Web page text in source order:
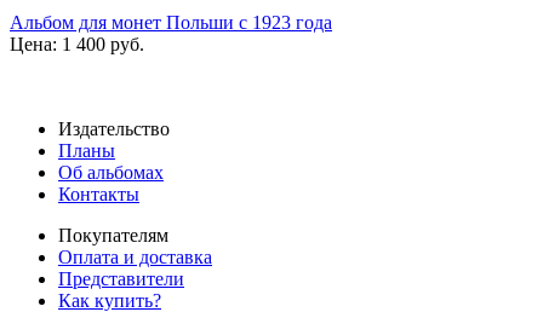
Альбом для монет Польши с 1923 года
Цена: 1 400 руб.
Издательство
Планы
Об альбомах
Контакты
Покупателям
Оплата и доставка
Представители
Как купить?